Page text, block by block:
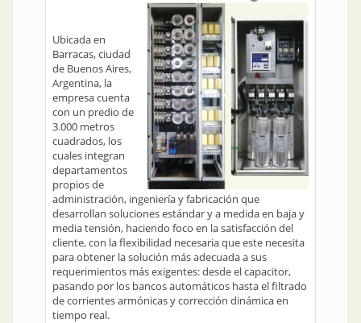
Ubicada en
Barracas, ciudad
de Buenos Aires,
Argentina, la
empresa cuenta
con un predio de
3.000 metros
cuadrados, los
cuales integran
departamentos
propios de
administración, ingeniería y fabricación que
desarrollan soluciones estándar y a medida en baja y
media tensión, haciendo foco en la satisfacción del
cliente, con la flexibilidad necesaria que este necesita
para obtener la solución más adecuada a sus
requerimientos más exigentes: desde el capacitor,
pasando por los bancos automáticos hasta el filtrado
de corrientes armónicas y corrección dinámica en
tiempo real.